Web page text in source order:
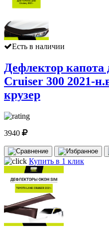
Есть в наличии
Дефлектор капота
Cruiser 300 2021-
крузер
3940
Купить в 1 клик